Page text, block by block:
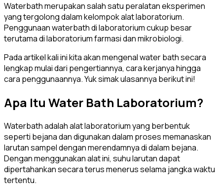
Waterbath merupakan salah satu peralatan eksperimen
yang tergolong dalam kelompok alat laboratorium.
Penggunaan waterbath di laboratorium cukup besar
terutama di laboratorium farmasi dan mikrobiologi.
Pada artikel kali ini kita akan mengenal water bath secara
lengkap mulai dari pengertiannya, cara kerjanya hingga
cara penggunaannya. Yuk simak ulasannya berikut ini!
Apa Itu Water Bath Laboratorium?
Waterbath adalah alat laboratorium yang berbentuk
seperti bejana dan digunakan dalam proses memanaskan
larutan sampel dengan merendamnya di dalam bejana.
Dengan menggunakan alat ini, suhu larutan dapat
dipertahankan secara terus menerus selama jangka waktu
tertentu.